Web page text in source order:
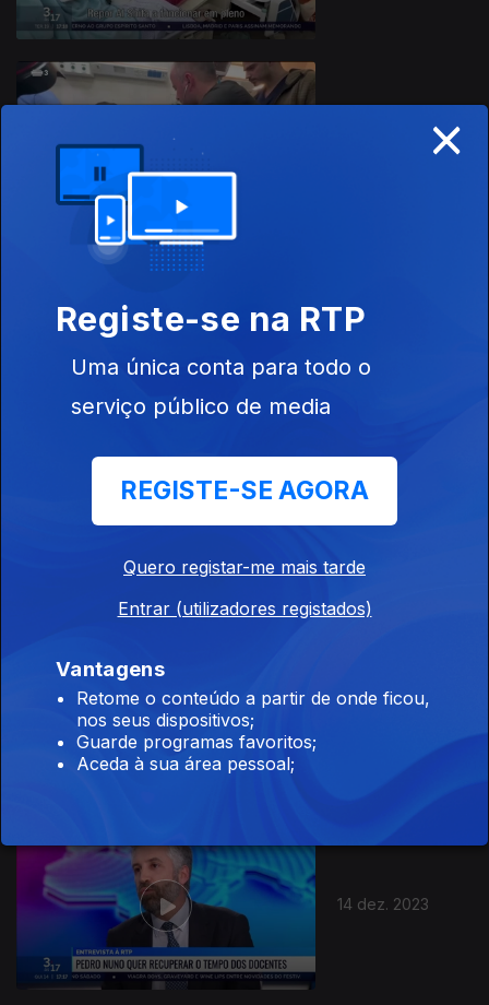
17 dez. 2023
16 dez. 2023
15 dez. 2023
14 dez. 2023
×
Registe-se na RTP
Uma única conta para todo o
serviço público de media
REGISTE-SE AGORA
Quero registar-me mais tarde
Entrar (utilizadores registados)
Vantagens
Retome o conteúdo a partir de onde ficou,
nos seus dispositivos;
Guarde programas favoritos;
Aceda à sua área pessoal;